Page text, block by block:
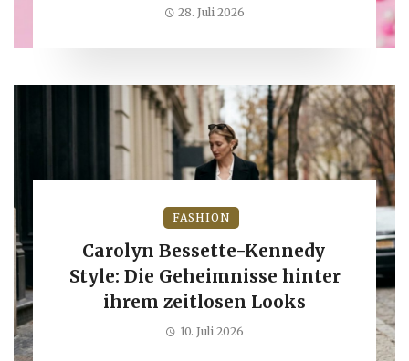
28. Juli 2026
FASHION
Carolyn Bessette-Kennedy
Style: Die Geheimnisse hinter
ihrem zeitlosen Looks
10. Juli 2026